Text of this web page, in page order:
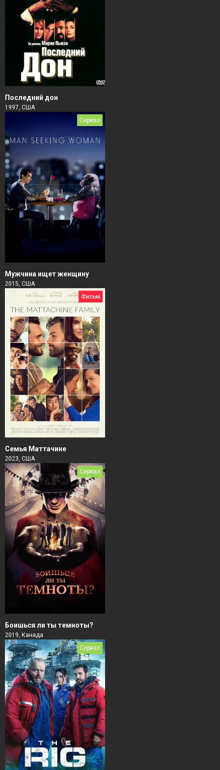
Последний дон
1997, США
Сериал
Мужчина ищет женщину
2015, США
Фильм
Семья Маттачине
2023, США
Сериал
Боишься ли ты темноты?
2019, Канада
Сериал